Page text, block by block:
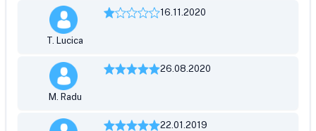
T. Lucica
16.11.2020
M. Radu
26.08.2020
22.01.2019